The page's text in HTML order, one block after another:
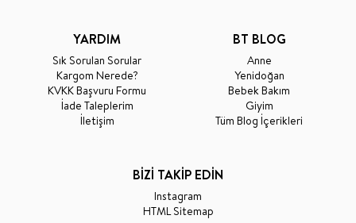
YARDIM
Sık Sorulan Sorular
Kargom Nerede?
KVKK Başvuru Formu
İade Taleplerim
İletişim
BT BLOG
Anne
Yenidoğan
Bebek Bakım
Giyim
Tüm Blog İçerikleri
BİZİ TAKİP EDİN
Instagram
HTML Sitemap